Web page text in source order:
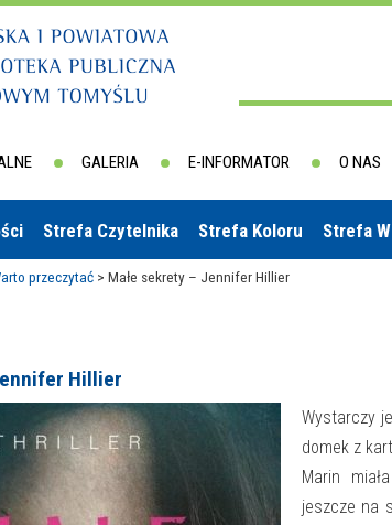
GALERIA E-INFORMATOR O NAS
Strefa Czytelnika Strefa Koloru Strefa
przeczytać > Małe sekrety – Jennifer Hillier
Hillier
Wystarczy
domek z
Marin
jeszcze na